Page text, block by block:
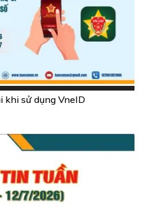
khi sử dụng VneID